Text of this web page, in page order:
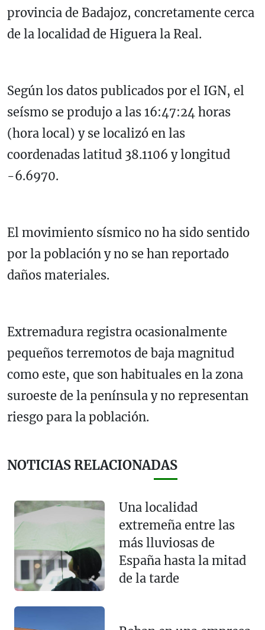
provincia de Badajoz, concretamente cerca
de la localidad de Higuera la Real.
Según los datos publicados por el IGN, el
seísmo se produjo a las 16:47:24 horas
(hora local) y se localizó en las
coordenadas latitud 38.1106 y longitud
-6.6970.
El movimiento sísmico no ha sido sentido
por la población y no se han reportado
daños materiales.
Extremadura registra ocasionalmente
pequeños terremotos de baja magnitud
como este, que son habituales en la zona
suroeste de la península y no representan
riesgo para la población.
NOTICIAS RELACIONADAS
Una localidad
extremeña entre las
más lluviosas de
España hasta la mitad
de la tarde